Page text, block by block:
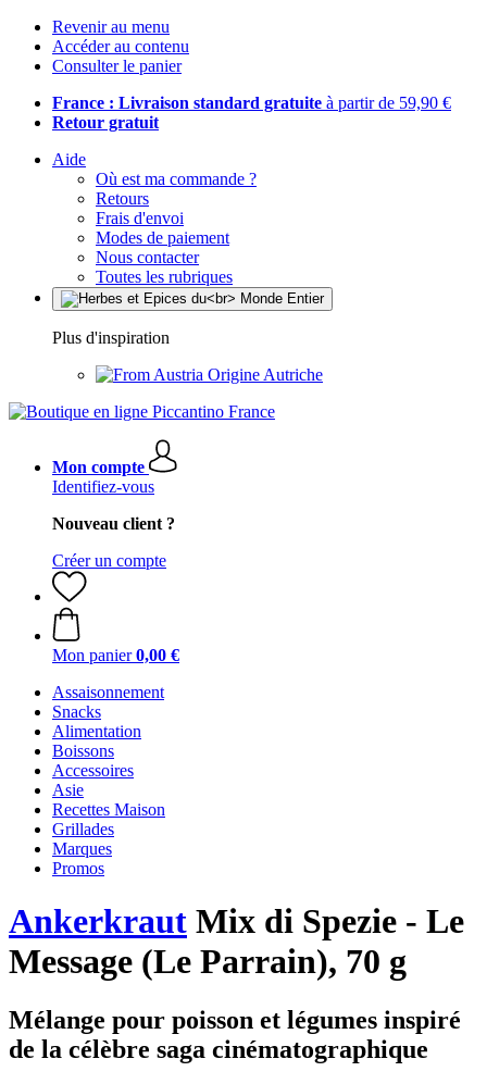
Revenir au menu
Accéder au contenu
Consulter le panier
France : Livraison standard gratuite à partir de 59,90 €
Retour gratuit
Aide
Où est ma commande ?
Retours
Frais d'envoi
Modes de paiement
Nous contacter
Toutes les rubriques
Plus d'inspiration
Origine Autriche
Mon compte
Identifiez-vous
Nouveau client ?
Créer un compte
Mon panier 0,00 €
Assaisonnement
Snacks
Alimentation
Boissons
Accessoires
Asie
Recettes Maison
Grillades
Marques
Promos
Ankerkraut Mix di Spezie - Le
Message (Le Parrain), 70 g
Mélange pour poisson et légumes inspiré
de la célèbre saga cinématographique